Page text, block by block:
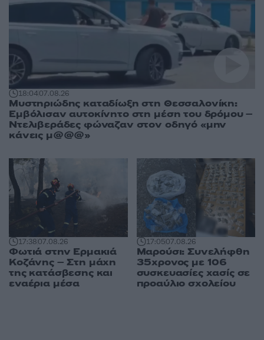
18:0407.08.26
Μυστηριώδης καταδίωξη στη Θεσσαλονίκη:
Εμβόλισαν αυτοκίνητο στη μέση του δρόμου –
Ντελιβεράδες φώναζαν στον οδηγό «μην
κάνεις μ@@@»
17:3807.08.26
Φωτιά στην Ερμακιά
Κοζάνης – Στη μάχη
της κατάσβεσης και
εναέρια μέσα
17:0507.08.26
Μαρούσι: Συνελήφθη
35χρονος με 106
συσκευασίες χασίς σε
προαύλιο σχολείου